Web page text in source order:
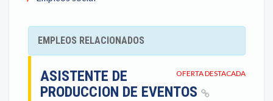
EMPLEOS RELACIONADOS
OFERTA DESTACADA
ASISTENTE DE
PRODUCCION DE EVENTOS